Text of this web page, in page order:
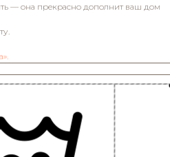
— она прекрасно дополнит ваш дом